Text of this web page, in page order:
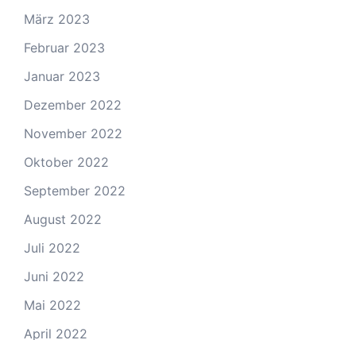
März 2023
Februar 2023
Januar 2023
Dezember 2022
November 2022
Oktober 2022
September 2022
August 2022
Juli 2022
Juni 2022
Mai 2022
April 2022